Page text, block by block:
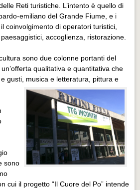
Reti turistiche. L’intento è quello di
emiliano del Grande Fiume, e i
coinvolgimento di operatori turistici,
accoglienza, ristorazione.
sono due colonne portanti del
qualitativa e quantitativa che
gusti, musica e letteratura, pittura e
sono
cui il progetto “Il Cuore del Po” intende